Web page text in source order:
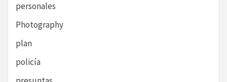
personales
Photography
plan
policía